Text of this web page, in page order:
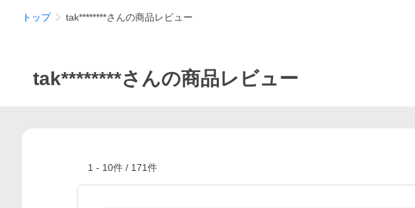
トップ tak********さんの商品レビュー
tak********さんの商品レビュー
1 - 10件 / 171件